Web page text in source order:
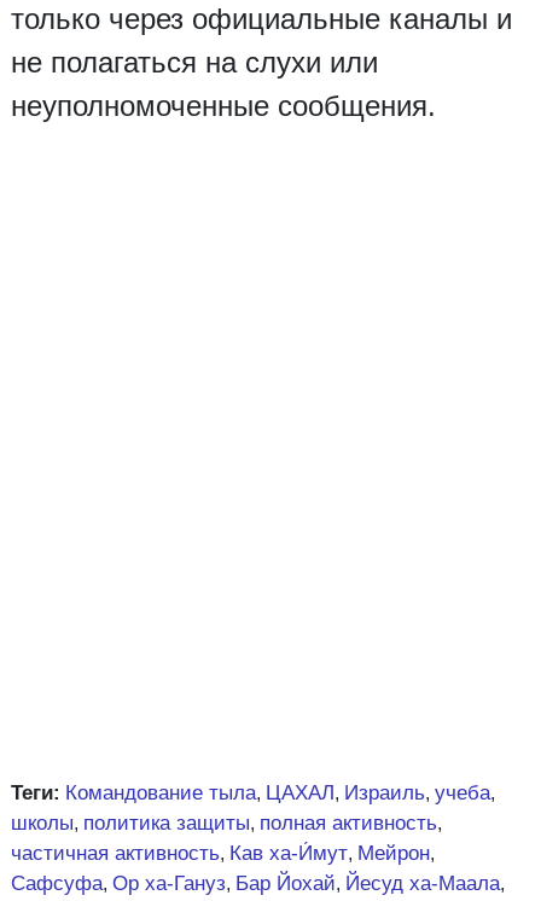
только через официальные каналы и
не полагаться на слухи или
неуполномоченные сообщения.
Теги: Командование тыла, ЦАХАЛ, Израиль, учеба,
школы, политика защиты, полная активность,
частичная активность, Кав ха-И́мут, Мейрон,
Сафсуфа, Ор ха-Гануз, Бар Йохай, Йесуд ха-Маала,